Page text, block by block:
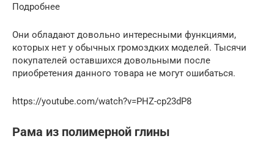
Подробнее
Они обладают довольно интересными функциями,
которых нет у обычных громоздких моделей. Тысячи
покупателей оставшихся довольными после
приобретения данного товара не могут ошибаться.
https://youtube.com/watch?v=PHZ-cp23dP8
Рама из полимерной глины